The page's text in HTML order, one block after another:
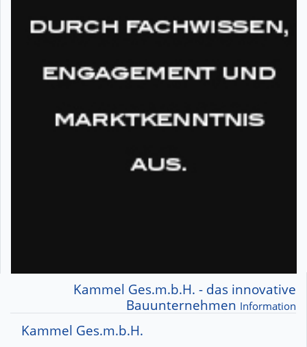
Kammel Ges.m.b.H. - das innovative
Bauunternehmen Information
Kammel Ges.m.b.H.